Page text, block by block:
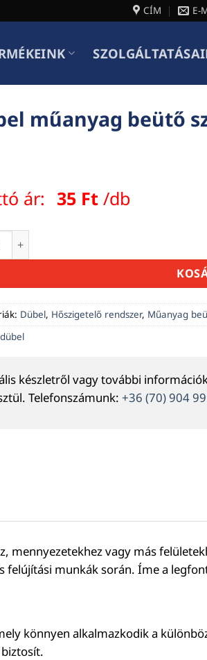
CÍM E-
műanyag beütő
ár: 35 Ft /db
műanyag beütő szeggel 10*100mm
Dübel, Hőszigetelő rendszer, Műanyag
dübel
készletről vagy további
Telefonszámunk: +36 (70) 904
mennyezetekhez vagy más
felújítási munkák során. Íme a
könnyen alkalmazkodik a